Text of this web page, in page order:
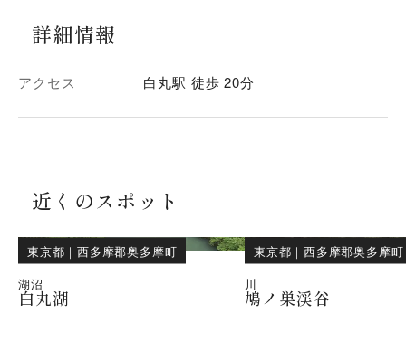
詳細情報
アクセス 白丸駅 徒歩 20分
近くのスポット
東京都 ｜西多摩郡奥多摩町
湖沼
白丸湖
東京都 ｜西多摩郡奥多摩町
川
鳩ノ巣渓谷